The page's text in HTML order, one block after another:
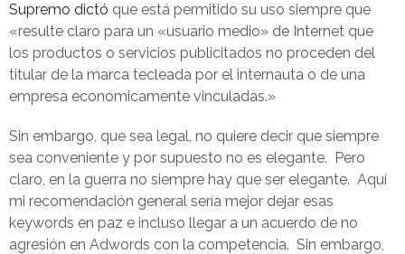
Supremo dictó que está permitido su uso siempre que
«resulte claro para un «usuario medio» de Internet que
los productos o servicios publicitados no proceden del
titular de la marca tecleada por el internauta o de una
empresa económicamente vinculadas.»
Sin embargo, que sea legal, no quiere decir que siempre
sea conveniente y por supuesto no es elegante. Pero
claro, en la guerra no siempre hay que ser elegante. Aquí
mi recomendación general sería mejor dejar esas
keywords en paz e incluso llegar a un acuerdo de no
agresión en Adwords con la competencia. Sin embargo,